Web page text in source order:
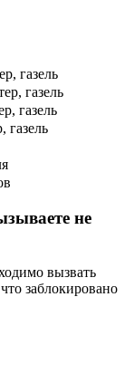
газель
газель
газель
газель
не
вызвать
заблокировано